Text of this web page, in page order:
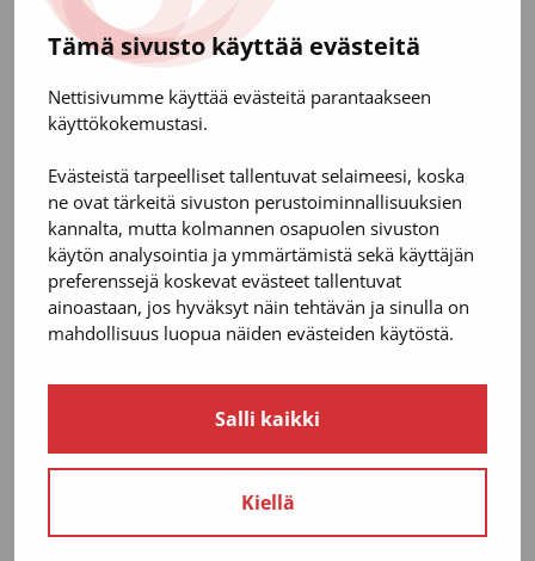
Tämä sivusto käyttää evästeitä
Nettisivumme käyttää evästeitä parantaakseen
käyttökokemustasi.
Evästeistä tarpeelliset tallentuvat selaimeesi, koska
ne ovat tärkeitä sivuston perustoiminnallisuuksien
kannalta, mutta kolmannen osapuolen sivuston
käytön analysointia ja ymmärtämistä sekä käyttäjän
preferenssejä koskevat evästeet tallentuvat
ainoastaan, jos hyväksyt näin tehtävän ja sinulla on
mahdollisuus luopua näiden evästeiden käytöstä.
Salli kaikki
Kiellä
Konsta Ylinen
Project Manager
+358 40 749 3396
konsta.ylinen@sara.fi